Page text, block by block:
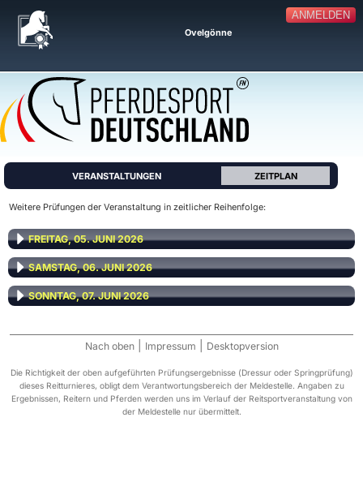
ANMELDEN
Ovelgönne
VERANSTALTUNGEN ZEITPLAN
Weitere Prüfungen der Veranstaltung in zeitlicher Reihenfolge:
FREITAG, 05. JUNI 2026
SAMSTAG, 06. JUNI 2026
SONNTAG, 07. JUNI 2026
Nach oben Impressum Desktopversion
Die Richtigkeit der oben aufgeführten Prüfungsergebnisse (Dressur oder Springprüfung)
dieses Reitturnieres, obligt dem Verantwortungsbereich der Meldestelle. Angaben zu
Ergebnissen, Reitern und Pferden werden uns im Verlauf der Reitsportveranstaltung von
der Meldestelle nur übermittelt.